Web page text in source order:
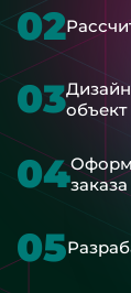
02
03объект
04заказа
05